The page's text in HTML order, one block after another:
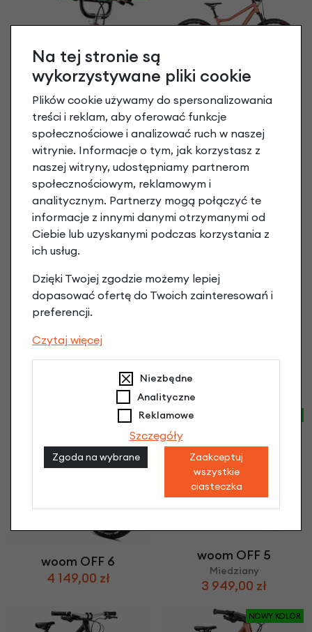
woom GO 2
Czerwony
1 849,00 zł
woom OFF AIR 6
Terra Coppa
5 149,00 zł
NOWY KOLOR
woom OFF 6
4 149,00 zł
woom OFF 5
Miedziany
3 949,00 zł
NOWY KOLOR
Na tej stronie są
wykorzystywane pliki cookie
Plików cookie używamy do spersonalizowania
treści i reklam, aby oferować funkcje
społecznościowe i analizować ruch w naszej
witrynie. Informacje o tym, jak korzystasz z
naszej witryny, udostępniamy partnerom
społecznościowym, reklamowym i
analitycznym. Partnerzy mogą połączyć te
informacje z innymi danymi otrzymanymi od
Ciebie lub uzyskanymi podczas korzystania z
ich usług.
Dzięki Twojej zgodzie możemy lepiej
dopasować ofertę do Twoich zainteresowań i
preferencji.
Czytaj więcej
Niezbędne
Analityczne
Reklamowe
Szczegóły
Zgoda na wybrane
Zaakceptuj
wszystkie
ciasteczka